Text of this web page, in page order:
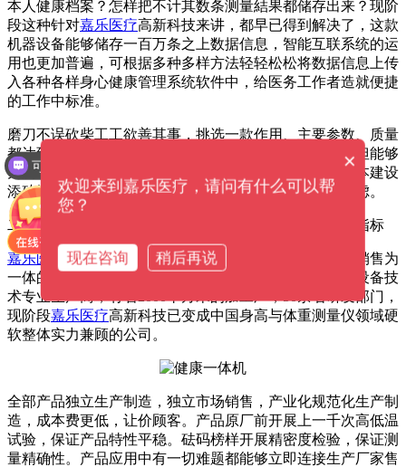
本人健康档案？怎样把不计其数条测量結果都储存出来？现阶
段这种针对嘉乐医疗高新科技来讲，都早已得到解决了，这款
机器设备能够储存一百万条之上数据信息，智能互联系统的运
用也更加普遍，可根据多种多样方法轻轻松松将数据信息上传
入各种各样身心健康管理系统软件中，给医务工作者造就便捷
的工作中标准。
磨刀不误砍柴工工欲善其事，挑选一款作用、主要参数、质量
都达到需求的身高与体重测量仪，在将来的应用中，不但能够
为测量工作中产生便捷，更能够为医院的智能化系统基本建设
添砖增瓦。自然选对生产厂家能够让您将来应用无忧无虑。
二、可以拿到医院订单信息，生产厂家整体实力也是硬指标
嘉乐医疗
高新科技是一家集生产制造、产品研发、市场销售为
一体的大中型身高与体重测量仪、智能化常规体检机器设备技
术专业生产商，有着2000平方米的加工厂，50余名研发部门，
现阶段嘉乐医疗高新科技已变成中国身高与体重测量仪领域硬
软整体实力兼顾的公司。
全部产品独立生产制造，独立市场销售，产业化规范化生产制
造，成本费更低，让价顾客。产品原厂前开展上一千次高低温
试验，保证产品特性平稳。砝码榜样开展精密度检验，保证测
量精确性。产品应用中有一切难题都能够立即连接生产厂家售
×
欢迎来到嘉乐医疗，请问有什么可以帮
您？
现在咨询 稍后再说